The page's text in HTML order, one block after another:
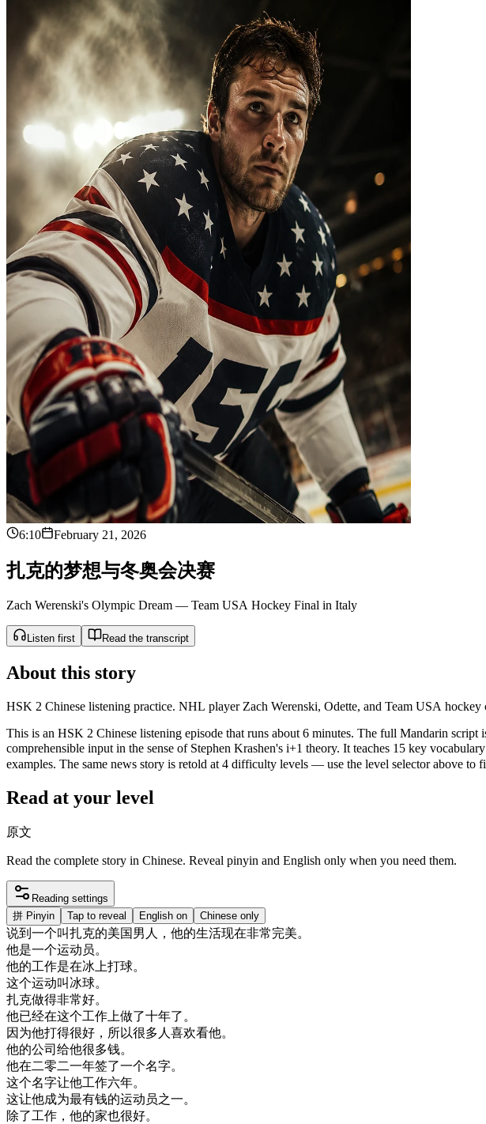
6:10 February 21, 2026
扎克的梦想与冬奥会决赛
Zach Werenski's Olympic Dream — Team USA Hockey Final in Italy
Listen first Read the transcript
About this story
HSK 2 Chinese listening practice. NHL player Zach Werenski, Odette, and Team USA
This is an HSK 2 Chinese listening episode that runs about 6 minutes. The full Mandarin
comprehensible input in the sense of Stephen Krashen's i+1 theory. It teaches 15 key
examples. The same news story is retold at 4 difficulty levels — use the level selector above to
Read at your level
原文
Read the complete story in Chinese. Reveal pinyin and English only when you need them.
Reading settings
拼 Pinyin Tap to reveal English on Chinese only
说到 一个叫扎克的美国男人 ， 他的生活现在非常完美。
他是一个运动 员。
他的工作是在冰上打球。
这个运动叫 冰球。
扎克做得非常好。
他已经在这个工作 上做了十年了 。
因为他打得很好 ， 所以很多 人 喜欢看他。
他的公司 给他很多钱。
他在二零二一年签了一个名字。
这个名字让他工作六年。
这让他成为最有钱的运动 员之一。
除了工作 ， 他的家也很好。